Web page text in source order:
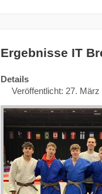
Ergebnisse IT
Details
Veröffentlicht: 27. März